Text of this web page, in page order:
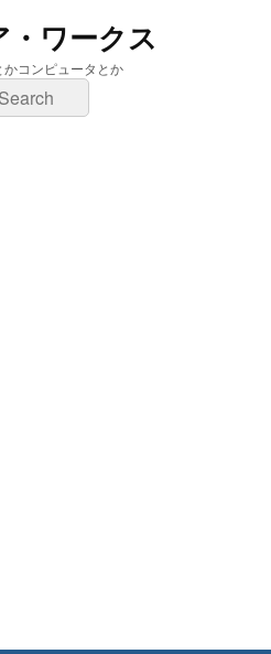
ワークス
コンピュータとか
検